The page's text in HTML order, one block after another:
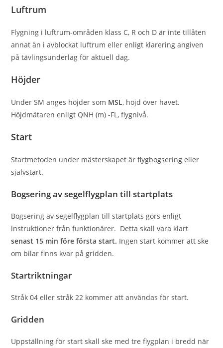
Luftrum
Flygning i luftrum-områden klass C, R och D är inte tillåten
annat än i avblockat luftrum eller enligt klarering angiven
på tävlingsunderlag för aktuell dag.
Höjder
Under SM anges höjder som MSL, höjd över havet.
Höjdmätaren enligt QNH (m) -FL, flygnivå.
Start
Startmetoden under mästerskapet är ﬂygbogsering eller
självstart.
Bogsering av segelﬂygplan till startplats
Bogsering av segelﬂygplan till startplats görs enligt
instruktioner från funktionärer. Detta skall vara klart
senast 15 min före första start. Ingen start kommer att ske
om bilar ﬁnns kvar på gridden.
Startriktningar
Stråk 04 eller stråk 22 kommer att användas för start.
Gridden
Uppställning för start skall ske med tre flygplan i bredd när